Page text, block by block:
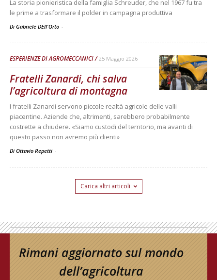
La storia pionieristica della famiglia Schreuder, che nel 1967 fu tra
le prime a trasformare il polder in campagna produttiva
Di Gabriele DEll'Orto -
ESPERIENZE DI AGROMECCANICI 25 Maggio 2026
Fratelli Zanardi, chi salva
l’agricoltura di montagna
I fratelli Zanardi servono piccole realtà agricole delle valli
piacentine. Aziende che, altrimenti, sarebbero probabilmente
costrette a chiudere. «Siamo custodi del territorio, ma avanti di
questo passo non avremo più clienti»
Di Ottavio Repetti -
Carica altri articoli
Rimani aggiornato sul mondo
dell’agricoltura